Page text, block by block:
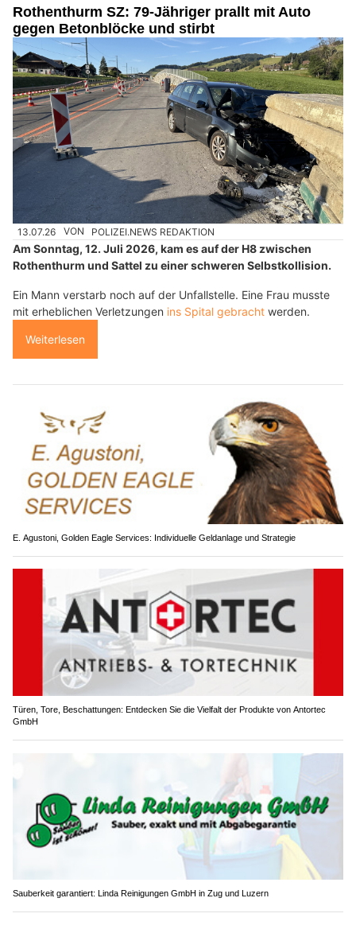
Rothenthurm SZ: 79-Jähriger prallt mit Auto
gegen Betonblöcke und stirbt
13.07.26 VON POLIZEI.NEWS REDAKTION
Am Sonntag, 12. Juli 2026, kam es auf der H8 zwischen
Rothenthurm und Sattel zu einer schweren Selbstkollision.
Ein Mann verstarb noch auf der Unfallstelle. Eine Frau musste
mit erheblichen Verletzungen ins Spital gebracht werden.
Weiterlesen
E. Agustoni, Golden Eagle Services: Individuelle Geldanlage und Strategie
Türen, Tore, Beschattungen: Entdecken Sie die Vielfalt der Produkte von Antortec
GmbH
Sauberkeit garantiert: Linda Reinigungen GmbH in Zug und Luzern